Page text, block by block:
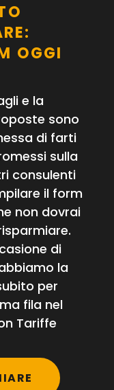
OGGI
e la
sono
di farti
sulla
consulenti
il form
non dovrai
di
la
per
fila nel
Tariffe